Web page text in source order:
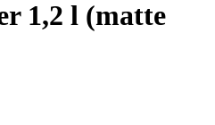
1,2 l (matte